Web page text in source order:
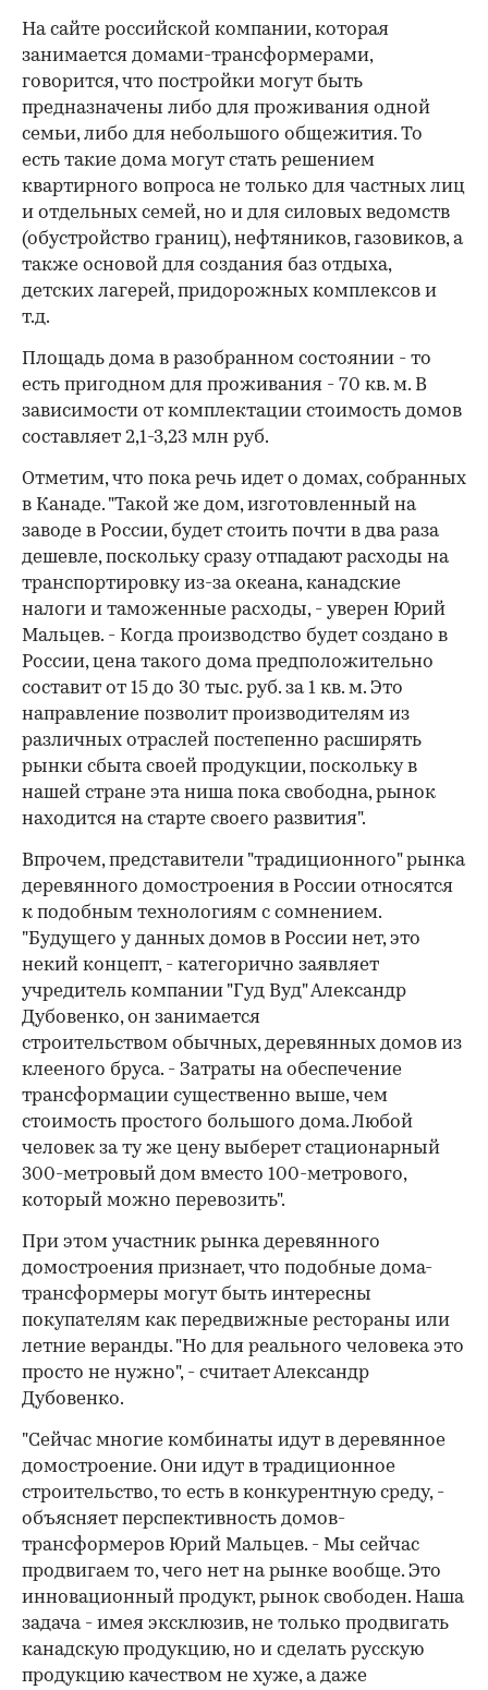
На сайте российской компании, которая
занимается домами-трансформерами,
говорится, что постройки могут быть
предназначены либо для проживания одной
семьи, либо для небольшого общежития. То
есть такие дома могут стать решением
квартирного вопроса не только для частных лиц
и отдельных семей, но и для силовых ведомств
(обустройство границ), нефтяников, газовиков, а
также основой для создания баз отдыха,
детских лагерей, придорожных комплексов и
т.д.
Площадь дома в разобранном состоянии - то
есть пригодном для проживания - 70 кв. м. В
зависимости от комплектации стоимость домов
составляет 2,1-3,23 млн руб.
Отметим, что пока речь идет о домах, собранных
в Канаде. "Такой же дом, изготовленный на
заводе в России, будет стоить почти в два раза
дешевле, поскольку сразу отпадают расходы на
транспортировку из-за океана, канадские
налоги и таможенные расходы, - уверен Юрий
Мальцев. - Когда производство будет создано в
России, цена такого дома предположительно
составит от 15 до 30 тыс. руб. за 1 кв. м. Это
направление позволит производителям из
различных отраслей постепенно расширять
рынки сбыта своей продукции, поскольку в
нашей стране эта ниша пока свободна, рынок
находится на старте своего развития".
Впрочем, представители "традиционного" рынка
деревянного домостроения в России относятся
к подобным технологиям с сомнением.
"Будущего у данных домов в России нет, это
некий концепт, - категорично заявляет
учредитель компании "Гуд Вуд" Александр
Дубовенко, он занимается
строительством обычных, деревянных домов из
клееного бруса. - Затраты на обеспечение
трансформации существенно выше, чем
стоимость простого большого дома. Любой
человек за ту же цену выберет стационарный
300-метровый дом вместо 100-метрового,
который можно перевозить".
При этом участник рынка деревянного
домостроения признает, что подобные дома-
трансформеры могут быть интересны
покупателям как передвижные рестораны или
летние веранды. "Но для реального человека это
просто не нужно", - считает Александр
Дубовенко.
"Сейчас многие комбинаты идут в деревянное
домостроение. Они идут в традиционное
строительство, то есть в конкурентную среду, -
объясняет перспективность домов-
трансформеров Юрий Мальцев. - Мы сейчас
продвигаем то, чего нет на рынке вообще. Это
инновационный продукт, рынок свободен. Наша
задача - имея эксклюзив, не только продвигать
канадскую продукцию, но и сделать русскую
продукцию качеством не хуже, а даже